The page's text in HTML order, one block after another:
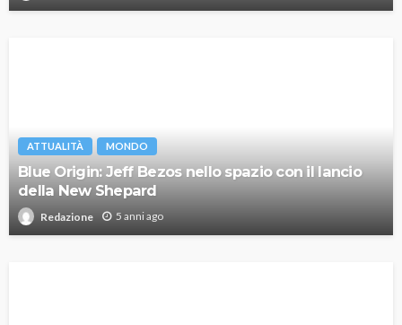
ATTUALITÀ MONDO
Blue Origin: Jeff Bezos nello spazio con il lancio
della New Shepard
Redazione 5 anni ago